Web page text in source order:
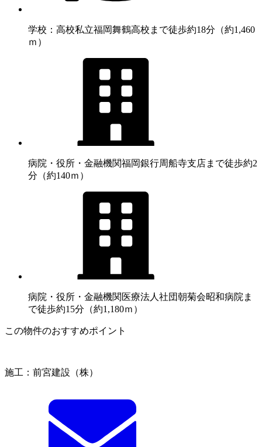
学校：高校私立福岡舞鶴高校まで徒歩約18分（約1,460
ｍ）
病院・役所・金融機関福岡銀行周船寺支店まで徒歩約2
分（約140ｍ）
病院・役所・金融機関 医療法人社団朝菊会昭和病院ま
で徒歩約15分（約1,180ｍ）
この物件のおすすめポイント
施工：前宮建設（株）